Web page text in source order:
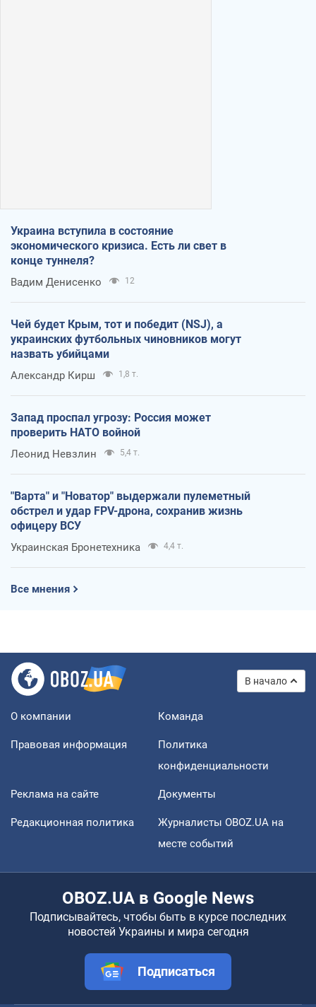
Украина вступила в состояние
экономического кризиса. Есть ли свет в
конце туннеля?
Вадим Денисенко 12
Чей будет Крым, тот и победит (NSJ), а
украинских футбольных чиновников могут
назвать убийцами
Александр Кирш 1,8 т.
Запад проспал угрозу: Россия может
проверить НАТО войной
Леонид Невзлин 5,4 т.
"Варта" и "Новатор" выдержали пулеметный
обстрел и удар FPV-дрона, сохранив жизнь
офицеру ВСУ
Украинская Бронетехника 4,4 т.
Все мнения
В начало
О компании Команда
Правовая информация
Политика
конфиденциальности
Реклама на сайте Документы
Редакционная политика
Журналисты OBOZ.UA на
месте событий
OBOZ.UA в Google News
Подписывайтесь, чтобы быть в курсе последних
новостей Украины и мира сегодня
Подписаться